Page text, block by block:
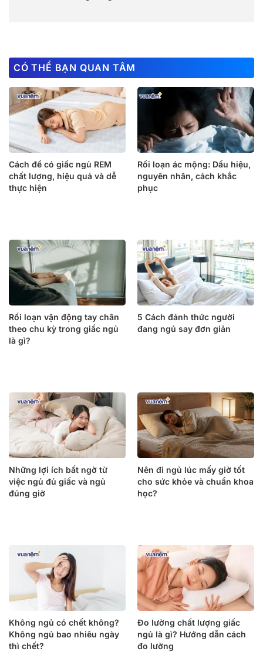
CÓ THỂ BẠN QUAN TÂM
Cách để có giấc ngủ REM
chất lượng, hiệu quả và dễ
thực hiện
Rối loạn ác mộng: Dấu hiệu,
nguyên nhân, cách khắc
phục
Rối loạn vận động tay chân
theo chu kỳ trong giấc ngủ
là gì?
5 Cách đánh thức người
đang ngủ say đơn giản
Những lợi ích bất ngờ từ
việc ngủ đủ giấc và ngủ
đúng giờ
Nên đi ngủ lúc mấy giờ tốt
cho sức khỏe và chuẩn khoa
học?
Không ngủ có chết không?
Không ngủ bao nhiêu ngày
thì chết?
Đo lường chất lượng giấc
ngủ là gì? Hướng dẫn cách
đo lường